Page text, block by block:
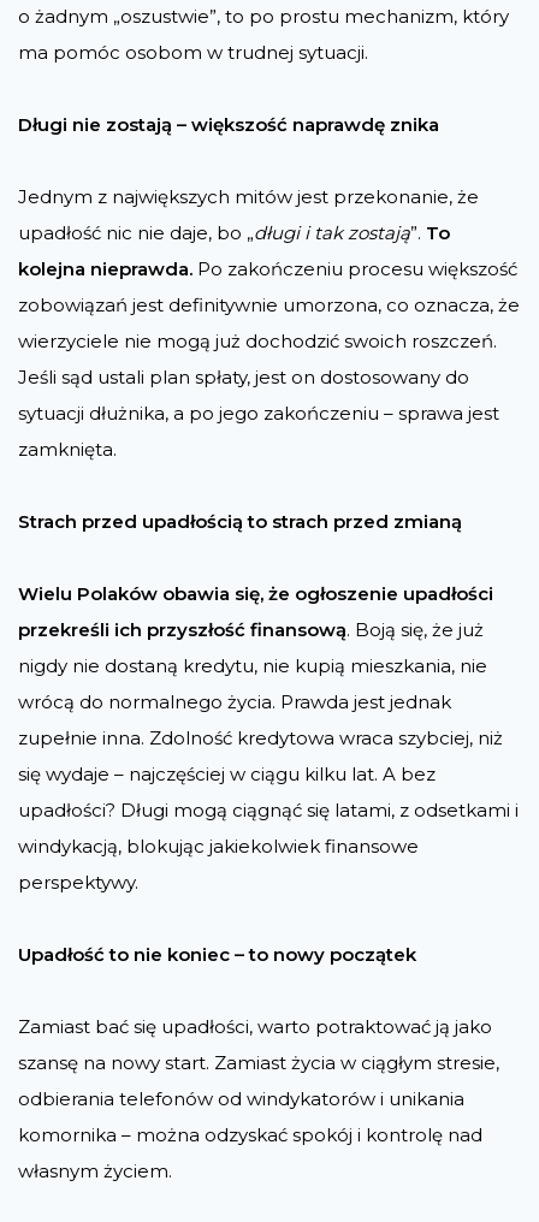
o żadnym „oszustwie”, to po prostu mechanizm, który
ma pomóc osobom w trudnej sytuacji.
Długi nie zostają – większość naprawdę znika
Jednym z największych mitów jest przekonanie, że
upadłość nic nie daje, bo „długi i tak zostają”. To
kolejna nieprawda. Po zakończeniu procesu większość
zobowiązań jest definitywnie umorzona, co oznacza, że
wierzyciele nie mogą już dochodzić swoich roszczeń.
Jeśli sąd ustali plan spłaty, jest on dostosowany do
sytuacji dłużnika, a po jego zakończeniu – sprawa jest
zamknięta.
Strach przed upadłością to strach przed zmianą
Wielu Polaków obawia się, że ogłoszenie upadłości
przekreśli ich przyszłość finansową. Boją się, że już
nigdy nie dostaną kredytu, nie kupią mieszkania, nie
wrócą do normalnego życia. Prawda jest jednak
zupełnie inna. Zdolność kredytowa wraca szybciej, niż
się wydaje – najczęściej w ciągu kilku lat. A bez
upadłości? Długi mogą ciągnąć się latami, z odsetkami i
windykacją, blokując jakiekolwiek finansowe
perspektywy.
Upadłość to nie koniec – to nowy początek
Zamiast bać się upadłości, warto potraktować ją jako
szansę na nowy start. Zamiast życia w ciągłym stresie,
odbierania telefonów od windykatorów i unikania
komornika – można odzyskać spokój i kontrolę nad
własnym życiem.